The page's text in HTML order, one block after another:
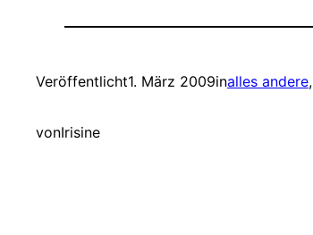
Veröffentlicht1. März 2009inalles andere,
vonIrisine